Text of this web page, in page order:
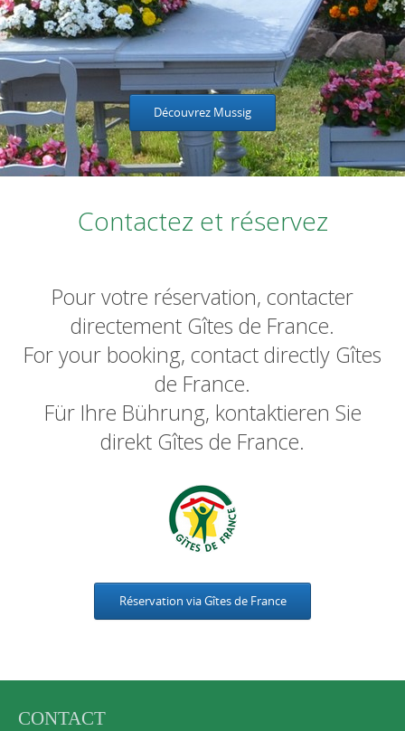
Découvrez Mussig
Contactez et réservez
Pour votre réservation, contacter
directement Gîtes de France.
For your booking, contact directly Gîtes
de France.
Für Ihre Bührung, kontaktieren Sie
direkt Gîtes de France.
Réservation via Gîtes de France
CONTACT